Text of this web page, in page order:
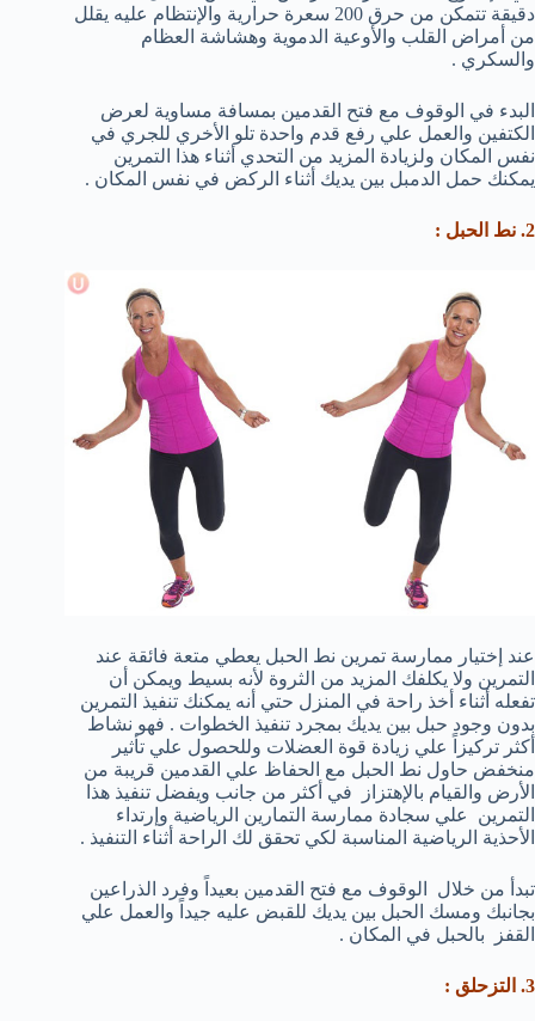
دقيقة تتمكن من حرق 200 سعرة حرارية والإنتظام عليه يقلل
من أمراض القلب والأوعية الدموية وهشاشة العظام
والسكري .
البدء في الوقوف مع فتح القدمين بمسافة مساوية لعرض
الكتفين والعمل علي رفع قدم واحدة تلو الأخري للجري في
نفس المكان ولزيادة المزيد من التحدي أثناء هذا التمرين
يمكنك حمل الدمبل بين يديك أثناء الركض في نفس المكان .
2. نط الحبل :
عند إختيار ممارسة تمرين نط الحبل يعطي متعة فائقة عند
التمرين ولا يكلفك المزيد من الثروة لأنه بسيط ويمكن أن
تفعله أثناء أخذ راحة في المنزل حتي أنه يمكنك تنفيذ التمرين
بدون وجود حبل بين يديك بمجرد تنفيذ الخطوات . فهو نشاط
أكثر تركيزاً علي زيادة قوة العضلات وللحصول علي تأثير
منخفض حاول نط الحبل مع الحفاظ علي القدمين قريبة من
الأرض والقيام بالإهتزاز في أكثر من جانب ويفضل تنفيذ هذا
التمرين علي سجادة ممارسة التمارين الرياضية وإرتداء
الأحذية الرياضية المناسبة لكي تحقق لك الراحة أثناء التنفيذ .
تبدأ من خلال الوقوف مع فتح القدمين بعيداً وفرد الذراعين
بجانبك ومسك الحبل بين يديك للقبض عليه جيداً والعمل علي
القفز بالحبل في المكان .
3. التزحلق :